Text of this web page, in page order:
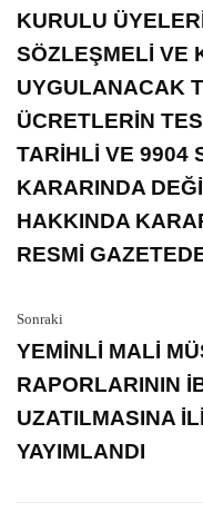
KURULU
SÖZLEŞMELİ VE
UYGULANACAK
ÜCRETLERİN
TARİHLİ VE 9904
KARARINDA
HAKKINDA
RESMİ
Sonraki
YEMİNLİ MALİ
RAPORLARININ
UZATILMASINA
YAYIMLANDI